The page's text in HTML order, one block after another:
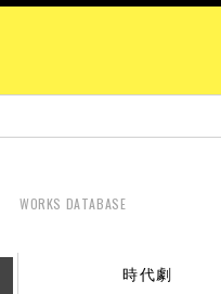
WORKS DATABASE
時代劇